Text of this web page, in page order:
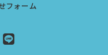
フォーム